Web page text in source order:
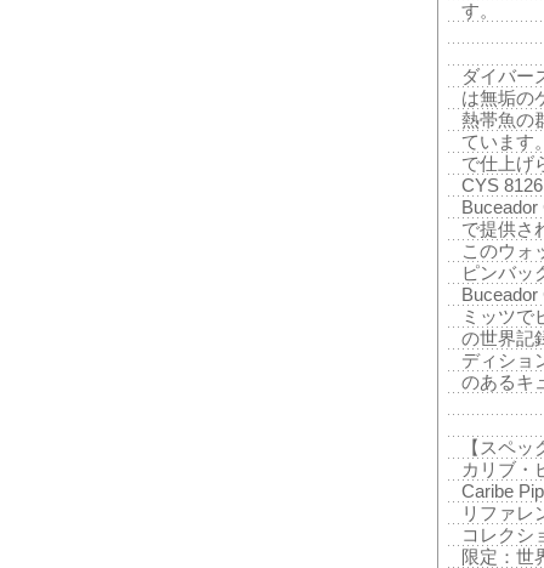
す。
ダイバー
は無垢の
熱帯魚の
ています
で仕上げ
CYS
で提供さ
このウォ
ピンバッ
ミッツで
の世界記
ディショ
のあるキ
【スペッ
カリブ・
Caribe
リファレ
コレクシ
限定：世